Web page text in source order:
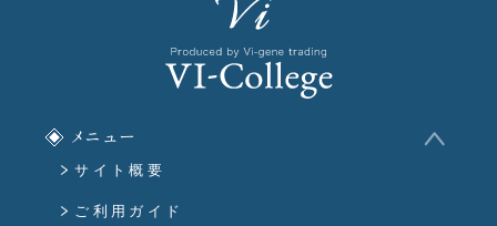
メニュー
サイト概要
ご利用ガイド